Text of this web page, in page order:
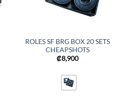
ROLES SF BRG BOX 20 SETS
CHEAPSHOTS
₡8,900